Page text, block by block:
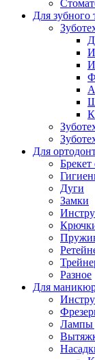
Для зубного
Для
Дуги
Замки
Разное
Для
Лампы